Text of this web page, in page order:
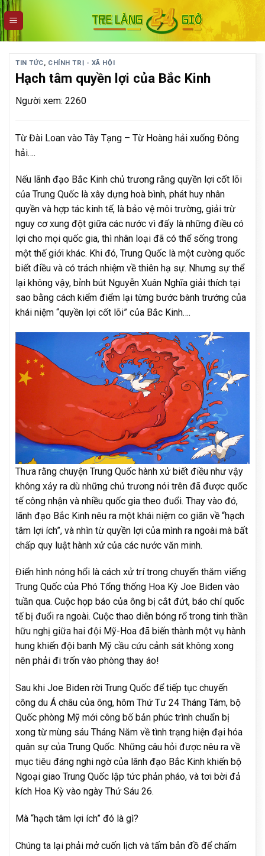
Skip
to
content
TIN TỨC, CHÍNH TRỊ - XÃ HỘI
Hạch tâm quyền lợi của Bắc Kinh
Người xem: 2260
Từ Đài Loan vào Tây Tạng – Từ Hoàng hải xuống Đông
hải….
Nếu lãnh đạo Bắc Kinh chủ trương rằng quyền lợi cốt lõi
của Trung Quốc là xây dựng hoà bình, phát huy nhân
quyền và hợp tác kinh tế, là bảo vệ môi trường, giải trừ
nguy cơ xung đột giữa các nước vì đấy là những điều có
lợi cho mọi quốc gia, thì nhân loại đã có thể sống trong
một thế giới khác. Khi đó, Trung Quốc là một cường quốc
biết điều và có trách nhiệm về thiên hạ sự. Nhưng sự thể
lại không vậy, bỉnh bút Nguyễn Xuân Nghĩa giải thích tại
sao bằng cách kiểm điểm lại từng bước bành trướng của
khái niệm “quyền lợi cốt lõi” của Bắc Kinh….
Thưa rằng chuyện Trung Quốc hành xử biết điều như vậy
không xảy ra dù những chủ trương nói trên đã được quốc
tế công nhận và nhiều quốc gia theo đuổi. Thay vào đó,
lãnh đạo Bắc Kinh nêu ra một khái niệm co giãn về “hạch
tâm lợi ích”, và nhìn từ quyền lợi của mình ra ngoài mà bất
chấp quy luật hành xử của các nước văn minh.
Điển hình nóng hổi là cách xử trí trong chuyến thăm viếng
Trung Quốc của Phó Tổng thống Hoa Kỳ Joe Biden vào
tuần qua. Cuộc họp báo của ông bị cắt đứt, báo chí quốc
tế bị đuổi ra ngoài. Cuộc thao diễn bóng rổ trong tinh thần
hữu nghị giữa hai đội Mỹ-Hoa đã biến thành một vụ hành
hung khiến đội banh Mỹ cầu cứu cảnh sát không xong
nên phải đi trốn vào phòng thay áo!
Sau khi Joe Biden rời Trung Quốc để tiếp tục chuyến
công du Á châu của ông, hôm Thứ Tư 24 Tháng Tám, bộ
Quốc phòng Mỹ mới công bố bản phúc trình chuẩn bị
xong từ mùng sáu Tháng Năm về tình trạng hiện đại hóa
quân sự của Trung Quốc. Những câu hỏi được nêu ra về
mục tiêu đáng nghi ngờ của lãnh đạo Bắc Kinh khiến bộ
Ngoại giao Trung Quốc lập tức phản pháo, và tơi bời đả
kích Hoa Kỳ vào ngày Thứ Sáu 26.
Mà “hạch tâm lợi ích” đó là gì?
Chúng ta lại phải mở cuốn lịch và tấm bản đồ để chấm